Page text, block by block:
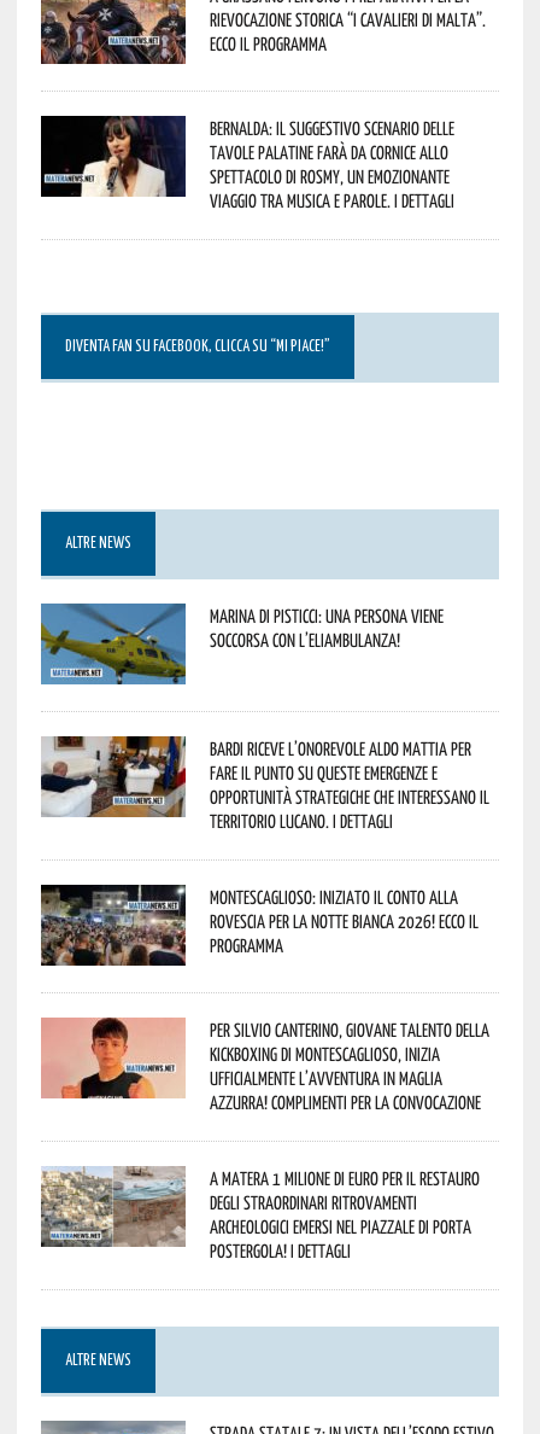
Rievocazione Storica “I CAVALIERI DI MALTA”.
Ecco il programma
Bernalda: il suggestivo scenario delle
Tavole Palatine farà da cornice allo
spettacolo di Rosmy, un emozionante
viaggio tra musica e parole. I dettagli
DIVENTA FAN SU FACEBOOK, CLICCA SU “MI PIACE!”
ALTRE NEWS
Marina di Pisticci: una persona viene
soccorsa con l’eliambulanza!
Bardi riceve l’onorevole Aldo Mattia per
fare il punto su queste emergenze e
opportunità strategiche che interessano il
territorio lucano. I dettagli
Montescaglioso: iniziato il conto alla
rovescia per la Notte Bianca 2026! Ecco il
programma
Per Silvio Canterino, giovane talento della
kickboxing di Montescaglioso, inizia
ufficialmente l’avventura in maglia
azzurra! Complimenti per la convocazione
A Matera 1 milione di euro per il restauro
degli straordinari ritrovamenti
archeologici emersi nel piazzale di Porta
Postergola! I dettagli
ALTRE NEWS